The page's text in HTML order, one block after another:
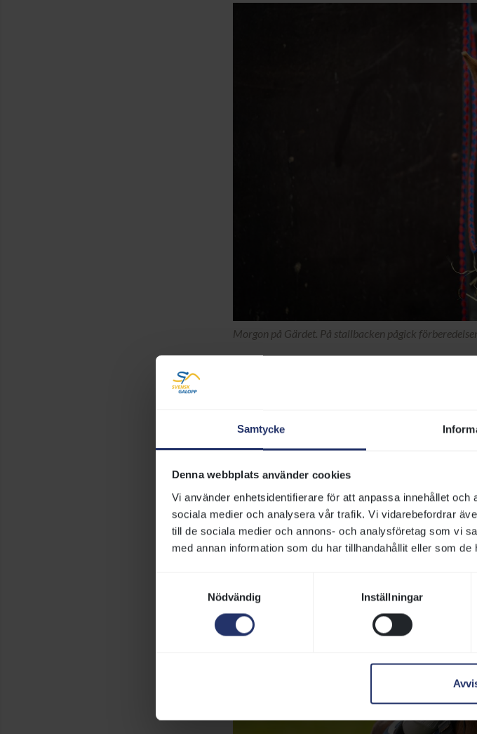
Samtycke
Denna webbplats använder cookies
Vi använder enhetsidentifierare för att anpassa innehållet
sociala medier och analysera vår trafik. Vi vidarebefordrar
till de sociala medier och annons- och analysföretag som vi
med annan information som du har tillhandahållit eller som
Nödvändig
Inställningar
Morgon på Gärdet. På stallbacken pågick